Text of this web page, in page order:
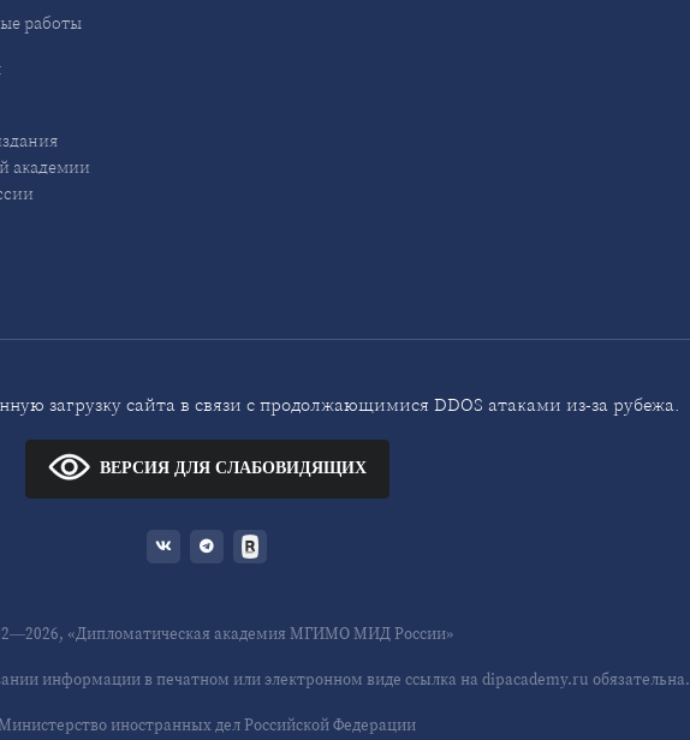
работы
академии
загрузку сайта в связи с продолжающимися DDOS атаками из-за рубежа.
ВЕРСИЯ ДЛЯ СЛАБОВИДЯЩИХ
«Дипломатическая академия МГИМО МИД России»
информации в печатном или электронном виде ссылка на dipacademy.ru обязательна.
иностранных дел Российской Федерации